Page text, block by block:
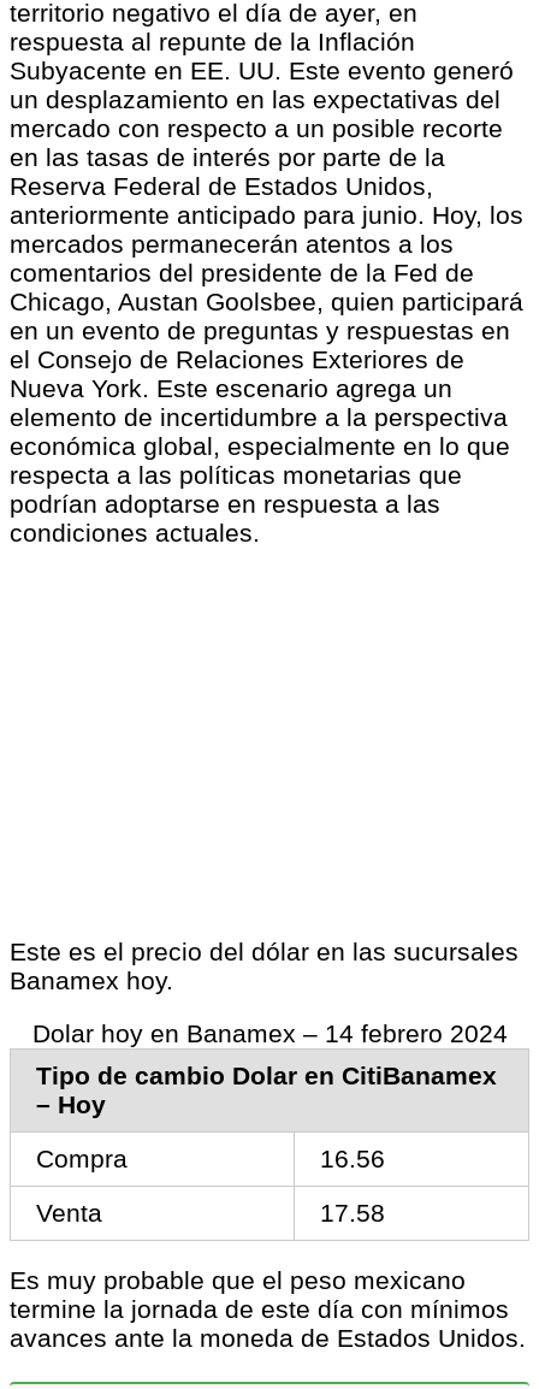
territorio negativo el día de ayer, en
respuesta al repunte de la Inflación
Subyacente en EE. UU. Este evento generó
un desplazamiento en las expectativas del
mercado con respecto a un posible recorte
en las tasas de interés por parte de la
Reserva Federal de Estados Unidos,
anteriormente anticipado para junio. Hoy, los
mercados permanecerán atentos a los
comentarios del presidente de la Fed de
Chicago, Austan Goolsbee, quien participará
en un evento de preguntas y respuestas en
el Consejo de Relaciones Exteriores de
Nueva York. Este escenario agrega un
elemento de incertidumbre a la perspectiva
económica global, especialmente en lo que
respecta a las políticas monetarias que
podrían adoptarse en respuesta a las
condiciones actuales.
Este es el precio del dólar en las sucursales
Banamex hoy.
Dolar hoy en Banamex – 14 febrero 2024
Tipo de cambio Dolar en CitiBanamex
– Hoy
Compra
16.56
Venta
17.58
Es muy probable que el peso mexicano
termine la jornada de este día con mínimos
avances ante la moneda de Estados Unidos.